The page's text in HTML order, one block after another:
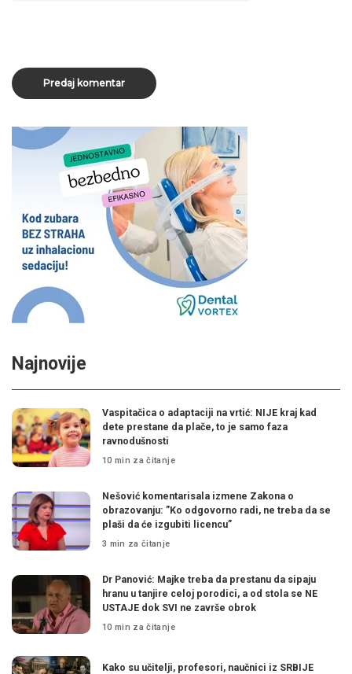
Najnovije
Vaspitačica o adaptaciji na vrtić: NIJE kraj kad
dete prestane da plače, to je samo faza
ravnodušnosti
10 min za čitanje
Nešović komentarisala izmene Zakona o
obrazovanju: ”Ko odgovorno radi, ne treba da se
plaši da će izgubiti licencu”
3 min za čitanje
Dr Panović: Majke treba da prestanu da sipaju
hranu u tanjire celoj porodici, a od stola se NE
USTAJE dok SVI ne završe obrok
10 min za čitanje
Kako su učitelji, profesori, naučnici iz SRBIJE